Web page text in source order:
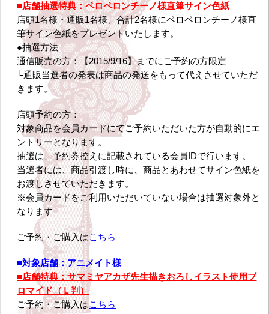
■店舗抽選特典：ペロペロンチーノ様直筆サイン色紙
店頭1名様・通販1名様、合計2名様にペロペロンチーノ様直
筆サイン色紙をプレゼントいたします。
●抽選方法
通信販売の方：【2015/9/16】までにご予約の方限定
└通販当選者の発表は商品の発送をもって代えさせていただ
きます。
店頭予約の方：
対象商品を会員カードにてご予約いただいた方が自動的にエ
ントリーとなります。
抽選は、予約券控えに記載されている会員IDで行います。
当選者には、商品引渡し時に、商品とあわせてサイン色紙を
お渡しさせていただきます。
※会員カードをご利用いただいていない場合は抽選対象外と
なります
ご予約・ご購入はこちら
■対象店舗：アニメイト様
■店舗特典：サマミヤアカザ先生描きおろしイラスト使用ブ
ロマイド（Ｌ判）
ご予約・ご購入はこちら